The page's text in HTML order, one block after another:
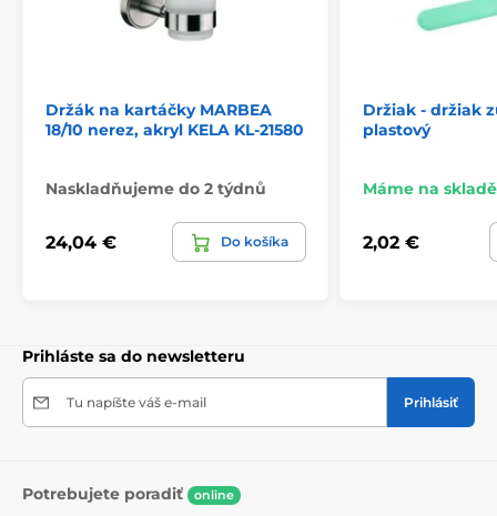
Držák na kartáčky MARBEA
18/10 nerez, akryl KELA KL-21580
Naskladňujeme do 2 týdnů
24,04 € Do košíka
Držiak - držiak
plastový
Máme na skladě
2,02 €
Prihláste sa do newsletteru
Tu napíšte váš e-mail Prihlásiť
Potrebujete poradiť online